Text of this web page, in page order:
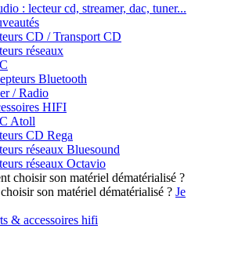
: lecteur cd, streamer, dac, tuner...
CD / Transport CD
réseaux
Bluetooth
/ Radio
HIFI
Atoll
CD Rega
réseaux Bluesound
réseaux Octavio
son matériel dématérialisé ? Je
& accessoires hifi